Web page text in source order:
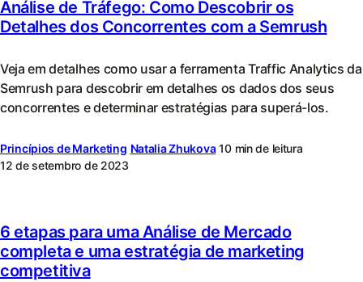
Análise de Tráfego: Como Descobrir os
Detalhes dos Concorrentes com a Semrush
Veja em detalhes como usar a ferramenta Traffic Analytics da
Semrush para descobrir em detalhes os dados dos seus
concorrentes e determinar estratégias para superá-los.
Princípios de Marketing Natalia Zhukova 10 min de leitura
12 de setembro de 2023
6 etapas para uma Análise de Mercado
completa e uma estratégia de marketing
competitiva